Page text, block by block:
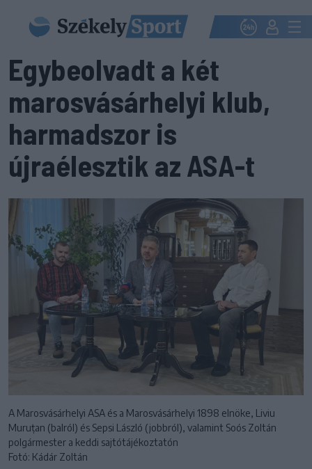
Egybeolvadt a két
marosvásárhelyi klub,
harmadszor is
újraélesztik az ASA-t
A Marosvásárhelyi ASA és a Marosvásárhelyi 1898 elnöke, Liviu
Muruțan (balról) és Sepsi László (jobbról), valamint Soós Zoltán
polgármester a keddi sajtótájékoztatón
Fotó: Kádár Zoltán